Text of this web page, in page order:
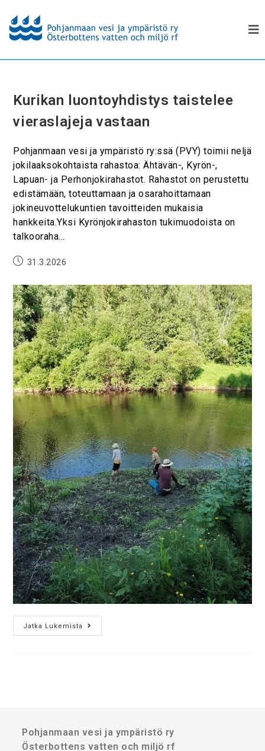
Kurikan luontoyhdistys taistelee
vieraslajeja vastaan
Pohjanmaan vesi ja ympäristö ry:ssä (PVY) toimii neljä
jokilaaksokohtaista rahastoa: Ähtävän-, Kyrön-,
Lapuan- ja Perhonjokirahastot. Rahastot on perustettu
edistämään, toteuttamaan ja osarahoittamaan
jokineuvottelukuntien tavoitteiden mukaisia
hankkeita.Yksi Kyrönjokirahaston tukimuodoista on
talkooraha…
31.3.2026
Jatka Lukemista
Pohjanmaan vesi ja ympäristö ry
Österbottens vatten och miljö rf